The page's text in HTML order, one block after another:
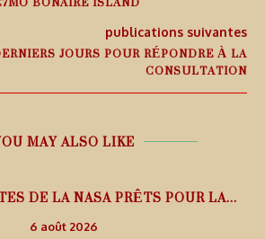
publications suivantes
JOURS POUR RÉPONDRE À LA
CONSULTATION
MAY ALSO LIKE
DE LA NASA PRÊTS POUR LA...
6 août 2026